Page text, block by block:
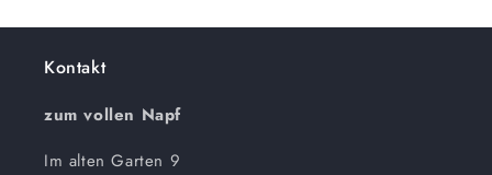
Kontakt
zum vollen Napf
Im alten Garten 9